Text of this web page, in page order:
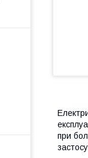
при